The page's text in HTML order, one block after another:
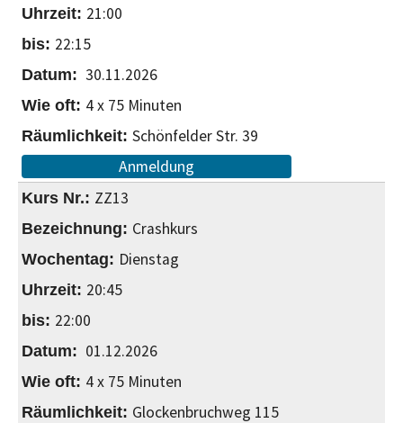
21:00
22:15
30.11.2026
4 x 75 Minuten
Schönfelder Str. 39
Anmeldung
ZZ13
Crashkurs
Dienstag
20:45
22:00
01.12.2026
4 x 75 Minuten
Glockenbruchweg 115